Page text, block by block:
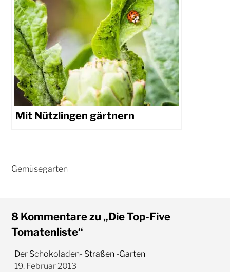
Mit Nützlingen gärtnern
8 Kommentare zu „Die Top-Five
Tomatenliste“
Der Schokoladen- Straßen -Garten
19. Februar 2013